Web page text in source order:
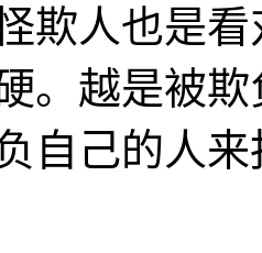
欺人也是
。越是被
自己的人